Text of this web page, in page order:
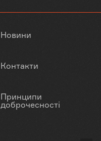
Новини
Контакти
Принципи
доброчесності